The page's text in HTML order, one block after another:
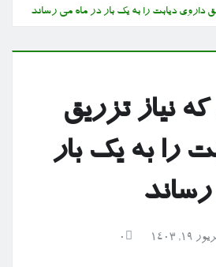
داروی دیابت را به یک بار در ماه می رساند
نیاز تزریق
را به یک بار
۱۹, ۱۴۰۳ 0